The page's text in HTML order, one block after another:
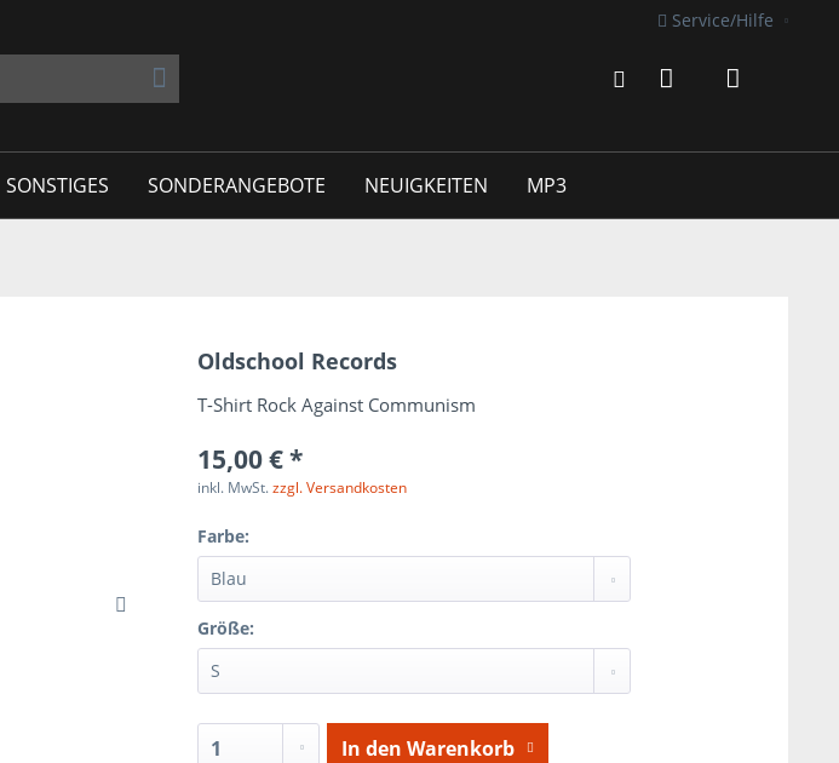
Service/Hilfe
SONSTIGES SONDERANGEBOTE NEUIGKEITEN MP3
Oldschool Records
T-Shirt Rock Against Communism
15,00 € *
inkl. MwSt.zzgl. Versandkosten
Farbe:
Größe:
In den Warenkorb